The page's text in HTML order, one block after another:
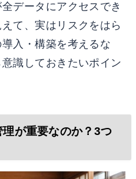
データにアクセスでき
て、実はリスクをはら
入・構築を考えるな
識しておきたいポイン
が重要なのか？3つ